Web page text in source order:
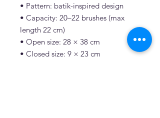
• Pattern: batik-inspired design
• Capacity: 20–22 brushes (max
length 22 cm)
• Open size: 28 × 38 cm
• Closed size: 9 × 23 cm